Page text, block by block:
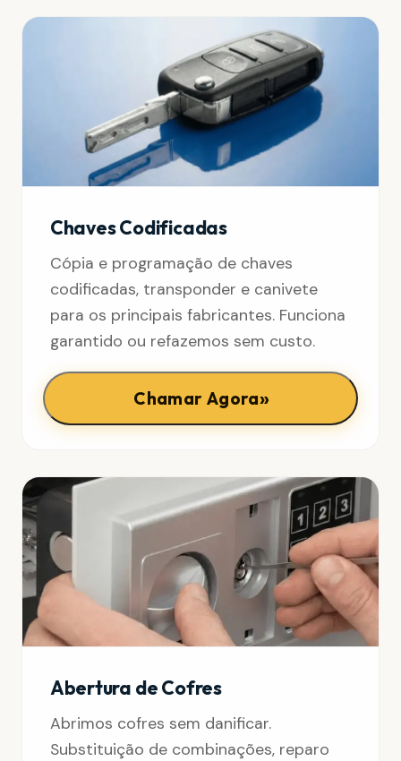
Chaves Codificadas
Cópia e programação de chaves
codificadas, transponder e canivete
para os principais fabricantes. Funciona
garantido ou refazemos sem custo.
Chamar Agora»
Abertura de Cofres
Abrimos cofres sem danificar.
Substituição de combinações, reparo